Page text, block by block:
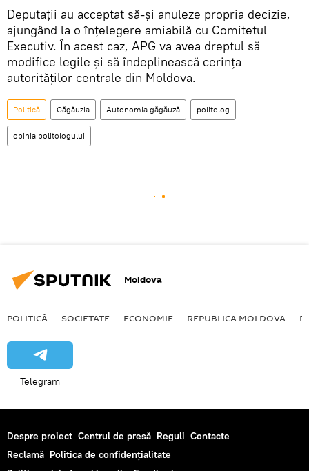
Deputații au acceptat să-și anuleze propria decizie,
ajungând la o înțelegere amiabilă cu Comitetul
Executiv. În acest caz, APG va avea dreptul să
modifice legile și să îndeplinească cerința
autorităților centrale din Moldova.
Politică Găgăuzia Autonomia găgăuză politolog
opinia politologului
Moldova
POLITICĂ SOCIETATE ECONOMIE REPUBLICA MOLDOVA
Telegram
Despre proiect Centrul de presă Reguli Contacte
Reclamă Politica de confidențialitate